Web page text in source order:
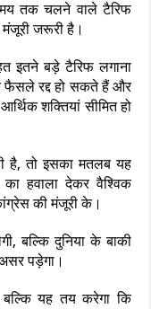
तक चलने वाले टैरिफ
जरूरी है।
इतने बड़े टैरिफ लगाना
फैसले रद्द हो सकते हैं और
शक्तियां सीमित हो
है, तो इसका मतलब यह
का हवाला देकर वैश्विक
की मंजूरी के।
बल्कि दुनिया के बाकी
पड़ेगा।
बल्कि यह तय करेगा कि